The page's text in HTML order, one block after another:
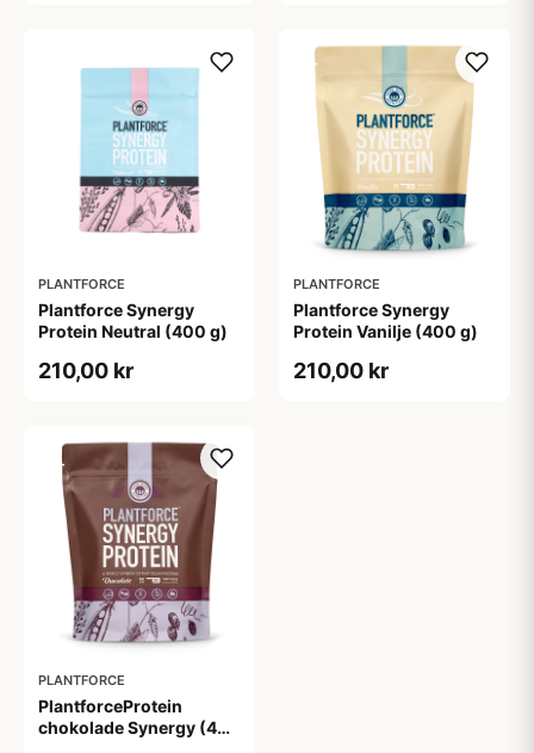
PLANTFORCE
Plantforce Synergy
Protein Neutral (400 g)
210,00 kr
PLANTFORCE
Plantforce Synergy
Protein Vanilje (400 g)
210,00 kr
PLANTFORCE
PlantforceProtein
chokolade Synergy (400